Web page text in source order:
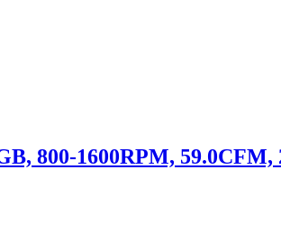
800-1600RPM,